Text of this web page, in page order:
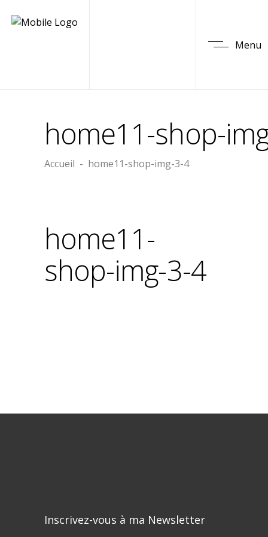
Menu
home11-shop-
Accueil - home11-shop-img-3-4
home11-
shop-img-3-4
Inscrivez-vous à ma Newsletter